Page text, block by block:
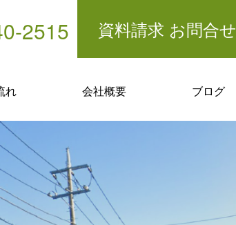
資料請求 お問合せ
2515
れ 会社概要 ブログ